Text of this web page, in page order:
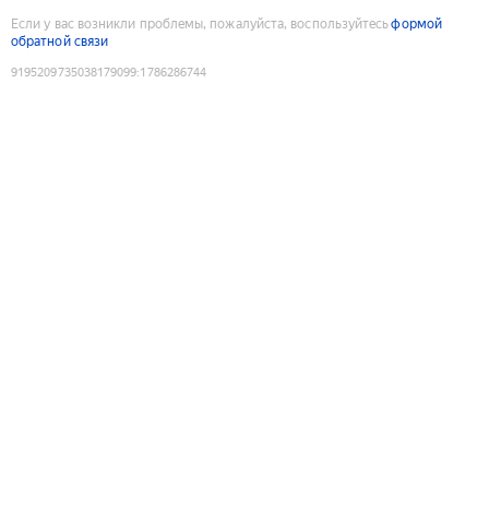
Если у вас возникли проблемы, пожалуйста, воспользуйтесьформой
обратной связи
9195209735038179099:1786286744